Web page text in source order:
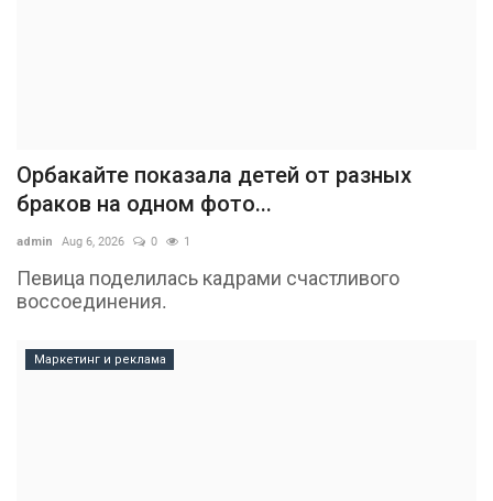
Орбакайте показала детей от разных
браков на одном фото...
admin Aug 6, 2026 0 1
Певица поделилась кадрами счастливого
воссоединения.
Маркетинг и реклама